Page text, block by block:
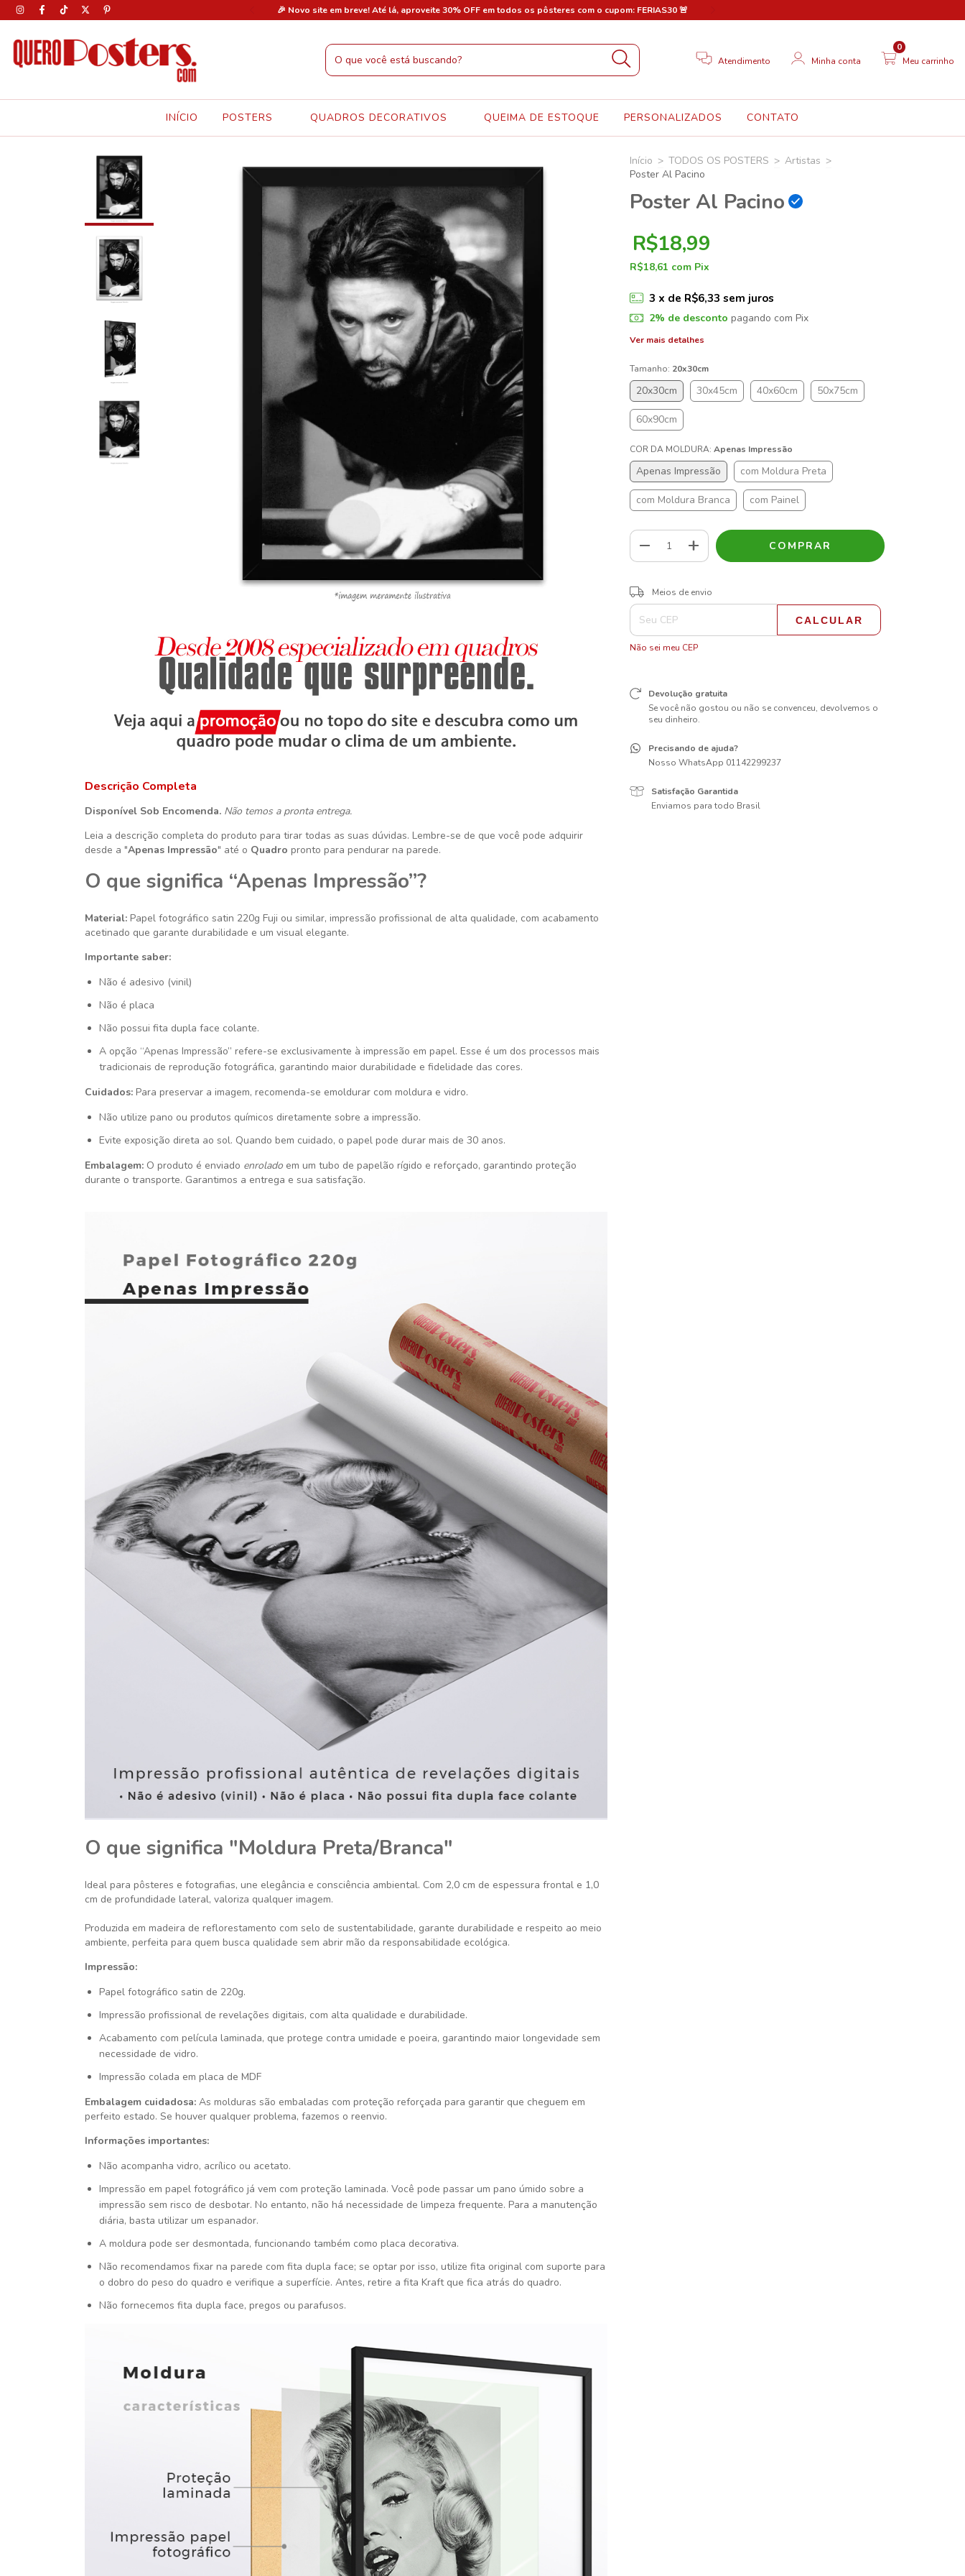
em todos os pôsteres com o cupom: FERIAS30 🚨 🎉 Novo site em breve! Até lá, aproveite 30% OFF em todos os pôsteres com o cupom: FERIAS30 🚨
Atendimento Minha conta Meu carrinho
0
INÍCIO POSTERS QUADROS DECORATIVOS QUEIMA DE ESTOQUE PERSONALIZADOS CONTATO
Descrição Completa
Disponível Sob Encomenda. Não temos a pronta entrega.
Leia a descrição completa do produto para tirar todas as suas dúvidas. Lembre-se de que você pode adquirir
desde a "Apenas Impressão" até o Quadro pronto para pendurar na parede.
O que significa “Apenas Impressão”?
Material: Papel fotográfico satin 220g Fuji ou similar, impressão profissional de alta qualidade, com acabamento
acetinado que garante durabilidade e um visual elegante.
Importante saber:
Não é adesivo (vinil)
Não é placa
Não possui fita dupla face colante.
A opção “Apenas Impressão” refere-se exclusivamente à impressão em papel. Esse é um dos processos mais
tradicionais de reprodução fotográfica, garantindo maior durabilidade e fidelidade das cores.
Cuidados: Para preservar a imagem, recomenda-se emoldurar com moldura e vidro.
Não utilize pano ou produtos químicos diretamente sobre a impressão.
Evite exposição direta ao sol. Quando bem cuidado, o papel pode durar mais de 30 anos.
Embalagem: O produto é enviado enrolado em um tubo de papelão rígido e reforçado, garantindo proteção
durante o transporte. Garantimos a entrega e sua satisfação.
O que significa "Moldura Preta/Branca"
Ideal para pôsteres e fotografias, une elegância e consciência ambiental. Com 2,0 cm de espessura frontal e 1,0
cm de profundidade lateral, valoriza qualquer imagem.
Produzida em madeira de reflorestamento com selo de sustentabilidade, garante durabilidade e respeito ao meio
ambiente, perfeita para quem busca qualidade sem abrir mão da responsabilidade ecológica.
Impressão:
Papel fotográfico satin de 220g.
Impressão profissional de revelações digitais, com alta qualidade e durabilidade.
Acabamento com película laminada, que protege contra umidade e poeira, garantindo maior longevidade sem
necessidade de vidro.
Impressão colada em placa de MDF
Embalagem cuidadosa: As molduras são embaladas com proteção reforçada para garantir que cheguem em
perfeito estado. Se houver qualquer problema, fazemos o reenvio.
Informações importantes:
Não acompanha vidro, acrílico ou acetato.
Impressão em papel fotográfico já vem com proteção laminada. Você pode passar um pano úmido sobre a
impressão sem risco de desbotar. No entanto, não há necessidade de limpeza frequente. Para a manutenção
diária, basta utilizar um espanador.
A moldura pode ser desmontada, funcionando também como placa decorativa.
Não recomendamos fixar na parede com fita dupla face; se optar por isso, utilize fita original com suporte para
o dobro do peso do quadro e verifique a superfície. Antes, retire a fita Kraft que fica atrás do quadro.
Não fornecemos fita dupla face, pregos ou parafusos.
Início > TODOS OS POSTERS > Artistas >
Poster Al Pacino
Poster Al Pacino
R$18,99
R$18,61 com Pix
3 x de R$6,33 sem juros
2% de desconto pagando com Pix
Ver mais detalhes
Tamanho: 20x30cm
20x30cm 30x45cm 40x60cm 50x75cm
60x90cm
COR DA MOLDURA: Apenas Impressão
Apenas Impressão com Moldura Preta
com Moldura Branca com Painel
Entregas para o CEP:
Meios de envio
CALCULAR
Não sei meu CEP
Devolução gratuita
Se você não gostou ou não se convenceu, devolvemos o
seu dinheiro.
Precisando de ajuda?
Nosso WhatsApp 01142299237
Satisfação Garantida
Enviamos para todo Brasil